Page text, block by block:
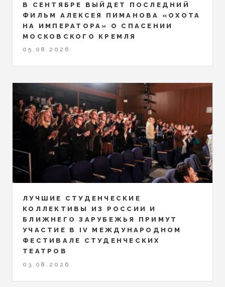
В СЕНТЯБРЕ ВЫЙДЕТ ПОСЛЕДНИЙ
ФИЛЬМ АЛЕКСЕЯ ПИМАНОВА «ОХОТА
НА ИМПЕРАТОРА» О СПАСЕНИИ
МОСКОВСКОГО КРЕМЛЯ
05.08.2026
ЛУЧШИЕ СТУДЕНЧЕСКИЕ
КОЛЛЕКТИВЫ ИЗ РОССИИ И
БЛИЖНЕГО ЗАРУБЕЖЬЯ ПРИМУТ
УЧАСТИЕ В IV МЕЖДУНАРОДНОМ
ФЕСТИВАЛЕ СТУДЕНЧЕСКИХ
ТЕАТРОВ
03.08.2026